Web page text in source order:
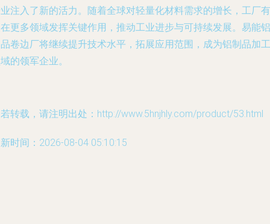
注入了新的活力。随着全球对轻量化材料需求的增长，工厂有
更多领域发挥关键作用，推动工业进步与可持续发展。易能铝
卷边厂将继续提升技术水平，拓展应用范围，成为铝制品加工
的领军企业。
转载，请注明出处：http://www.5hnjhly.com/product/53.html
时间：2026-08-04 05:10:15